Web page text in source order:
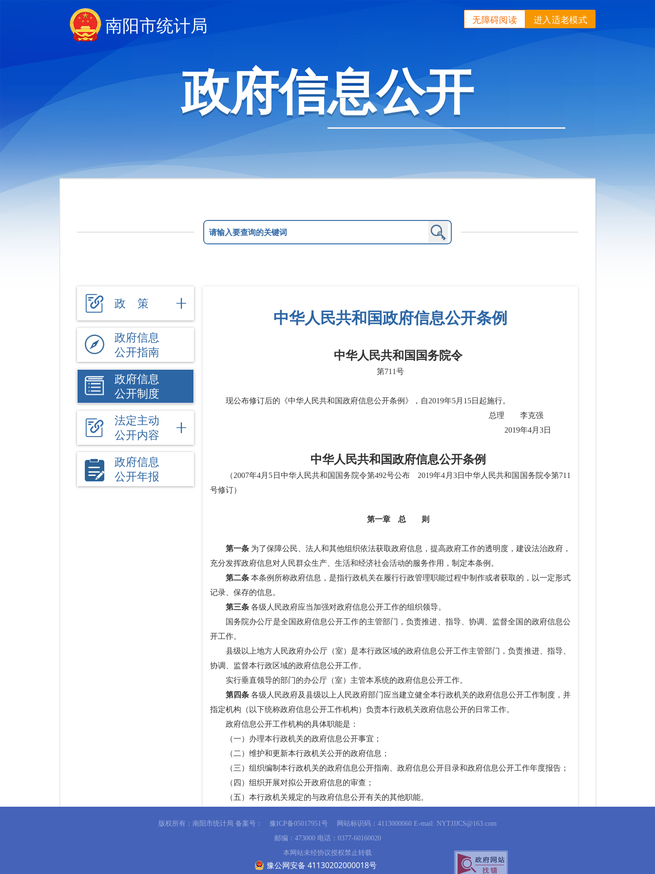
南阳市统计局 进入适老模式
无障碍阅读
政府信息公开
政 策
政府信息
公开指南
政府信息
公开制度
法定主动
公开内容
政府信息
公开年报
中华人民共和国政府信息公开条例
中华人民共和国国务院令
第711号
现公布修订后的《中华人民共和国政府信息公开条例》，自2019年5月15日起施行。
总理 李克强
2019年4月3日
中华人民共和国政府信息公开条例
（2007年4月5日中华人民共和国国务院令第492号公布 2019年4月3日中华人民共和国国务院令第711
号修订）
第一章 总 则
第一条 为了保障公民、法人和其他组织依法获取政府信息，提高政府工作的透明度，建设法治政府，
充分发挥政府信息对人民群众生产、生活和经济社会活动的服务作用，制定本条例。
第二条 本条例所称政府信息，是指行政机关在履行行政管理职能过程中制作或者获取的，以一定形式
记录、保存的信息。
第三条 各级人民政府应当加强对政府信息公开工作的组织领导。
国务院办公厅是全国政府信息公开工作的主管部门，负责推进、指导、协调、监督全国的政府信息公
开工作。
县级以上地方人民政府办公厅（室）是本行政区域的政府信息公开工作主管部门，负责推进、指导、
协调、监督本行政区域的政府信息公开工作。
实行垂直领导的部门的办公厅（室）主管本系统的政府信息公开工作。
第四条 各级人民政府及县级以上人民政府部门应当建立健全本行政机关的政府信息公开工作制度，并
指定机构（以下统称政府信息公开工作机构）负责本行政机关政府信息公开的日常工作。
政府信息公开工作机构的具体职能是：
（一）办理本行政机关的政府信息公开事宜；
（二）维护和更新本行政机关公开的政府信息；
（三）组织编制本行政机关的政府信息公开指南、政府信息公开目录和政府信息公开工作年度报告；
（四）组织开展对拟公开政府信息的审查；
（五）本行政机关规定的与政府信息公开有关的其他职能。
民的原则。
行政机关应当及时、准确地公开政府信息。
行政机关发现影响或者可能影响社会稳定、扰乱社会和经济管理秩序的虚假或者不完整信息的，应当
发布准确的政府信息予以澄清。
版权所有：南阳市统计局 备案号： 豫ICP备05017951号
网站标识码：4113000060 E-mail: NYTJJJCS@163.com
邮编：473000 电话：0377-60160020
本网站未经协议授权禁止转载
豫公网安备 41130202000018号